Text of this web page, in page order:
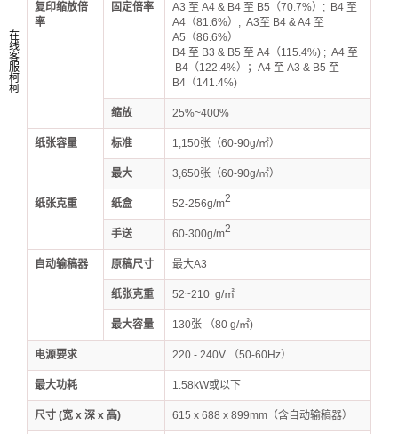
复印缩放倍
率
固定倍率
A3 至 A4 & B4 至 B5（70.7%）; B4 至
A4（81.6%）; A3至 B4 & A4 至
A5（86.6%）
B4 至 B3 & B5 至 A4（115.4%) ; A4 至
B4（122.4%）；A4 至 A3 & B5 至
B4（141.4%)
缩放 25%~400%
纸张容量 标准 1,150张（60-90g/㎡）
最大 3,650张（60-90g/㎡）
纸张克重 纸盒 52-256g/m2
手送 60-300g/m2
自动输稿器 原稿尺寸 最大A3
纸张克重 52~210 g/㎡
最大容量 130张 （80 g/㎡)
电源要求 220 - 240V （50-60Hz）
最大功耗 1.58kW或以下
尺寸 (宽 x 深 x 高) 615 x 688 x 899mm（含自动输稿器）
在
线
客
服
柯
柯